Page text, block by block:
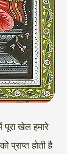
पूरा खेल हमारे
प्राप्त होती है